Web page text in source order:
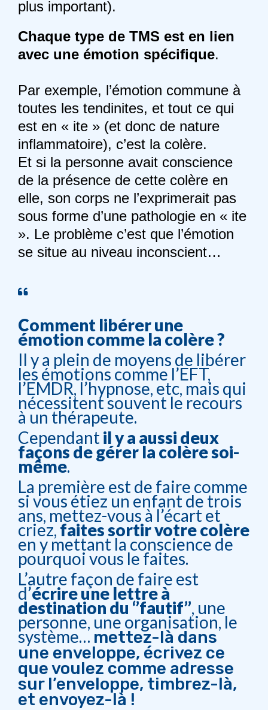
plus important).
Chaque type de TMS est en lien
avec une émotion spécifique.
Par exemple, l’émotion commune à
toutes les tendinites, et tout ce qui
est en « ite » (et donc de nature
inflammatoire), c’est la colère.
Et si la personne avait conscience
de la présence de cette colère en
elle, son corps ne l’exprimerait pas
sous forme d’une pathologie en « ite
». Le problème c’est que l’émotion
se situe au niveau inconscient…
Comment libérer une
émotion comme la colère ?
Il y a plein de moyens de libérer
les émotions comme l’EFT,
l’EMDR, l’hypnose, etc, mais qui
nécessitent souvent le recours
à un thérapeute.
Cependantil y a aussi deux
façons de gérer la colère soi-
même.
La première est de faire comme
si vous étiez un enfant de trois
ans, mettez-vous à l’écart et
criez, faites sortir votre colère
en y mettant la conscience de
pourquoi vous le faites.
L’autre façon de faire est
d’écrire une lettre à
destination du ‘’fautif’’, une
personne, une organisation, le
système… mettez-là dans
une enveloppe, écrivez ce
que voulez comme adresse
sur l’enveloppe, timbrez-là,
et envoyez-là !